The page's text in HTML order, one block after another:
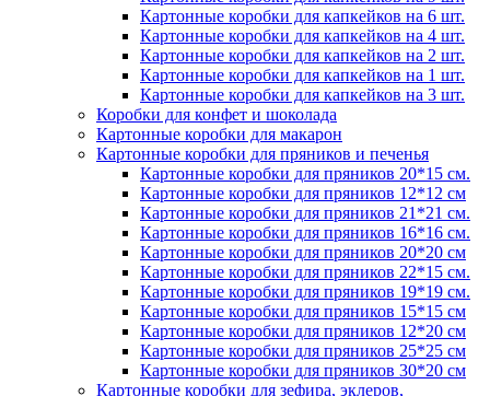
Картонные коробки для капкейков на 6 шт.
Картонные коробки для капкейков на 4 шт.
Картонные коробки для капкейков на 2 шт.
Картонные коробки для капкейков на 1 шт.
Картонные коробки для капкейков на 3 шт.
Коробки для конфет и шоколада
Картонные коробки для макарон
Картонные коробки для пряников и печенья
Картонные коробки для пряников 20*15 см.
Картонные коробки для пряников 12*12 см
Картонные коробки для пряников 21*21 см.
Картонные коробки для пряников 16*16 см.
Картонные коробки для пряников 20*20 см
Картонные коробки для пряников 22*15 см.
Картонные коробки для пряников 19*19 см.
Картонные коробки для пряников 15*15 см
Картонные коробки для пряников 12*20 см
Картонные коробки для пряников 25*25 см
Картонные коробки для пряников 30*20 см
Картонные коробки для зефира, эклеров,